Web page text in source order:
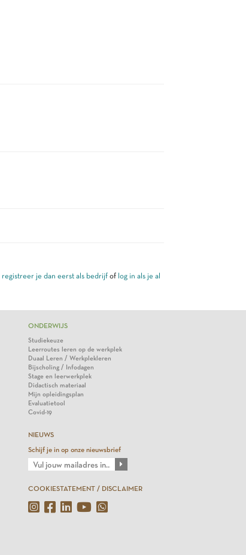
registreer je dan eerst als bedrijfof log in als je al
ONDERWIJS
Studiekeuze
Leerroutes leren op de werkplek
Duaal Leren / Werkplekleren
Bijscholing / Infodagen
Stage en leerwerkplek
Didactisch materiaal
Mijn opleidingsplan
Evaluatietool
Covid-19
NIEUWS
Schijf je in op onze nieuwsbrief
COOKIESTATEMENT / DISCLAIMER